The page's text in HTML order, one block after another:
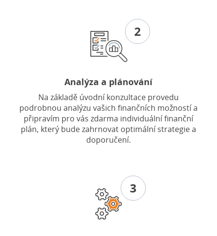
2
Analýza a plánování
Na základě úvodní konzultace provedu
podrobnou analýzu vašich finančních možností a
připravím pro vás zdarma individuální finanční
plán, který bude zahrnovat optimální strategie a
doporučení.
3